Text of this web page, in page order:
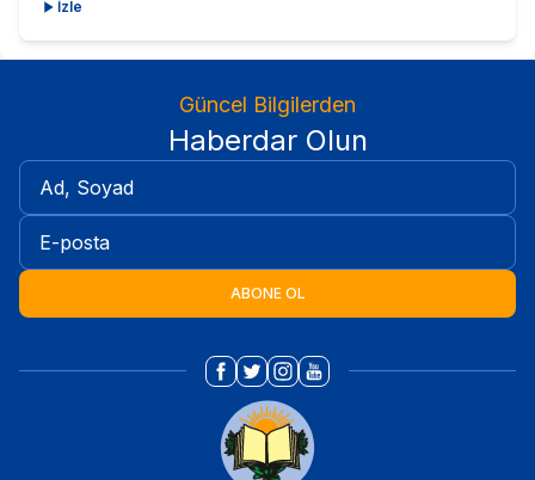
İzle
Güncel Bilgilerden
Haberdar Olun
ABONE OL